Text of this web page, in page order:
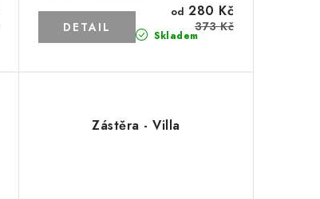
Skladem
od 280 Kč
373 Kč
Zástěra - Villa